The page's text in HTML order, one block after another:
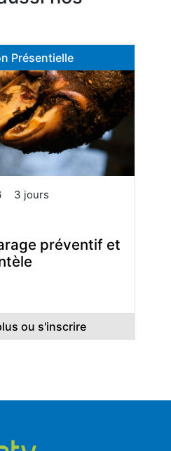
Présentielle
3 jours
préventif et
ou s'inscrire